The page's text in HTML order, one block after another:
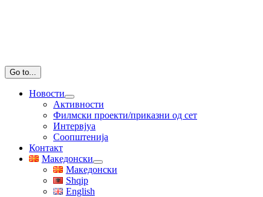
Go to...
Новости
Активности
Филмски проекти/приказни од сет
Интервјуа
Соопштенија
Контакт
Македонски
Македонски
Shqip
English